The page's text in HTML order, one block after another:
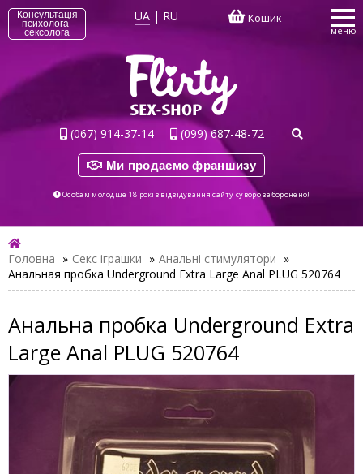
Консультація
психолога-
сексолога
UA | RU Кошик
меню
(067) 914-37-14 (099) 687-48-72
Ми продаємо франшизу
Особам молодше 18 років відвідування сайту суворо заборонено!
Головна » Секс іграшки » Анальні стимулятори »
Анальная пробка Underground Extra Large Anal PLUG 520764
Анальна пробка Underground Extra
Large Anal PLUG 520764